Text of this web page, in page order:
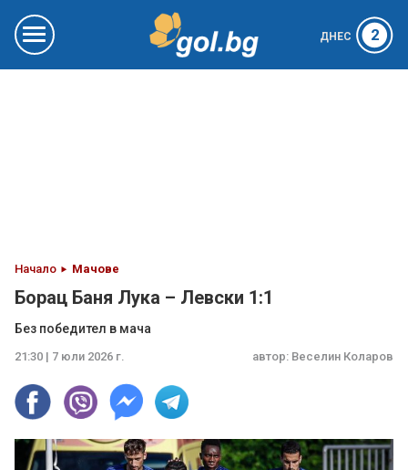
ДНЕС 2
Начало Мачове
Борац Баня Лука – Левски 1:1
Без победител в мача
21:30 | 7 юли 2026 г. автор: Веселин Коларов